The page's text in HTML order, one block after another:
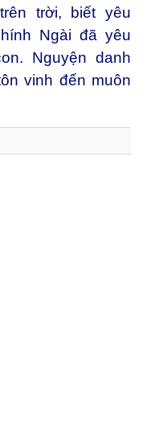
trời, biết yêu
Ngài đã yêu
Nguyện danh
vinh đến muôn